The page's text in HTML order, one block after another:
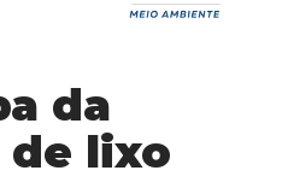
da
lixo